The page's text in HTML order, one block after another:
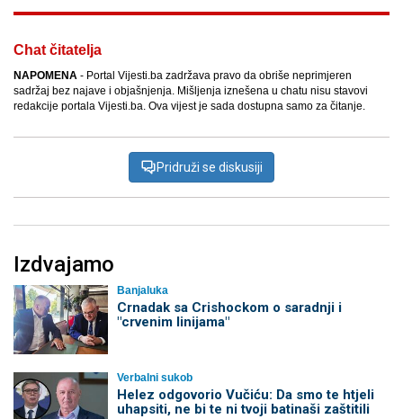
Chat čitatelja
NAPOMENA - Portal Vijesti.ba zadržava pravo da obriše neprimjeren
sadržaj bez najave i objašnjenja. Mišljenja iznešena u chatu nisu stavovi
redakcije portala Vijesti.ba. Ova vijest je sada dostupna samo za čitanje.
Pridruži se diskusiji
Izdvajamo
Banjaluka
Crnadak sa Crishockom o saradnji i
"crvenim linijama"
Verbalni sukob
Helez odgovorio Vučiću: Da smo te htjeli
uhapsiti, ne bi te ni tvoji batinaši zaštitili